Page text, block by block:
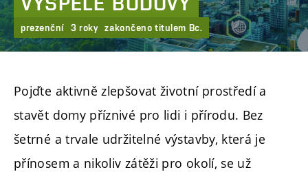
prezenční 3 roky zakončeno titulem Bc.
Pojďte aktivně zlepšovat životní prostředí a
stavět domy příznivé pro lidi i přírodu. Bez
šetrné a trvale udržitelné výstavby, která je
přínosem a nikoliv zátěži pro okolí, se už